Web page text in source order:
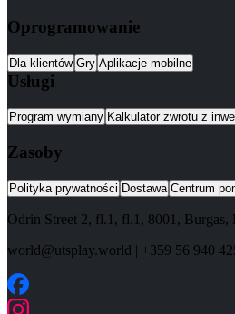
Oprogramowanie
Dla klientów Gry Aplikacje mobilne
Usługi
Program wymiany Kalkulator zwrotu z
Zasoby
Polityka prywatności Dostawa Centrum
Odrin Street 2, fl.1 , fl.1, 8001 , Burgas,
world@utsplay.world | +359 56 940